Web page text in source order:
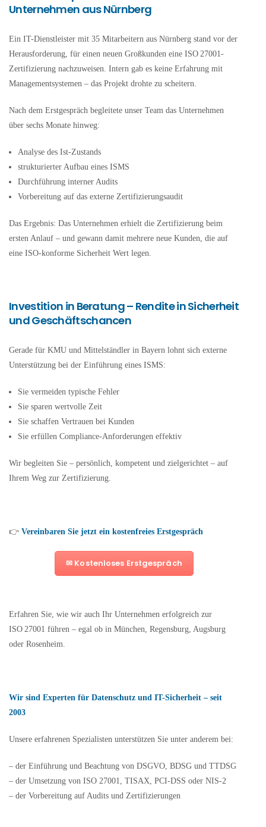
Unternehmen aus Nürnberg
Ein IT-Dienstleister mit 35 Mitarbeitern aus Nürnberg stand vor der
Herausforderung, für einen neuen Großkunden eine ISO 27001-
Zertifizierung nachzuweisen. Intern gab es keine Erfahrung mit
Managementsystemen – das Projekt drohte zu scheitern.
Nach dem Erstgespräch begleitete unser Team das Unternehmen
über sechs Monate hinweg:
Analyse des Ist-Zustands
strukturierter Aufbau eines ISMS
Durchführung interner Audits
Vorbereitung auf das externe Zertifizierungsaudit
Das Ergebnis: Das Unternehmen erhielt die Zertifizierung beim
ersten Anlauf – und gewann damit mehrere neue Kunden, die auf
eine ISO-konforme Sicherheit Wert legen.
Investition in Beratung – Rendite in Sicherheit
und Geschäftschancen
Gerade für KMU und Mittelständler in Bayern lohnt sich externe
Unterstützung bei der Einführung eines ISMS:
Sie vermeiden typische Fehler
Sie sparen wertvolle Zeit
Sie schaffen Vertrauen bei Kunden
Sie erfüllen Compliance-Anforderungen effektiv
Wir begleiten Sie – persönlich, kompetent und zielgerichtet – auf
Ihrem Weg zur Zertifizierung.
👉 Vereinbaren Sie jetzt ein kostenfreies Erstgespräch
✉ Kostenloses Erstgespräch
Erfahren Sie, wie wir auch Ihr Unternehmen erfolgreich zur
ISO 27001 führen – egal ob in München, Regensburg, Augsburg
oder Rosenheim.
Wir sind Experten für Datenschutz und IT-Sicherheit – seit
2003
Unsere erfahrenen Spezialisten unterstützen Sie unter anderem bei:
– der Einführung und Beachtung von DSGVO, BDSG und TTDSG
– der Umsetzung von ISO 27001, TISAX, PCI-DSS oder NIS-2
– der Vorbereitung auf Audits und Zertifizierungen